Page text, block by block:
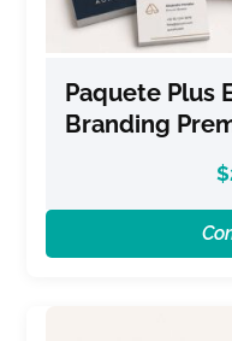
Paquete Plus
Branding
$